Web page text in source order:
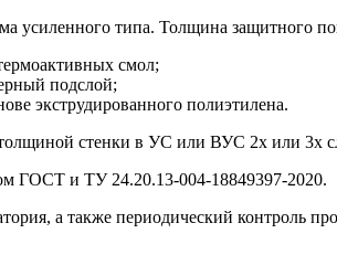
усиленного типа. Толщина защитного
смол;
подслой;
экструдированного полиэтилена.
стенки в УС или ВУС 2х или 3х
ГOCT и TУ 24.20.13-004-18849397-2020.
а также периодический контроль